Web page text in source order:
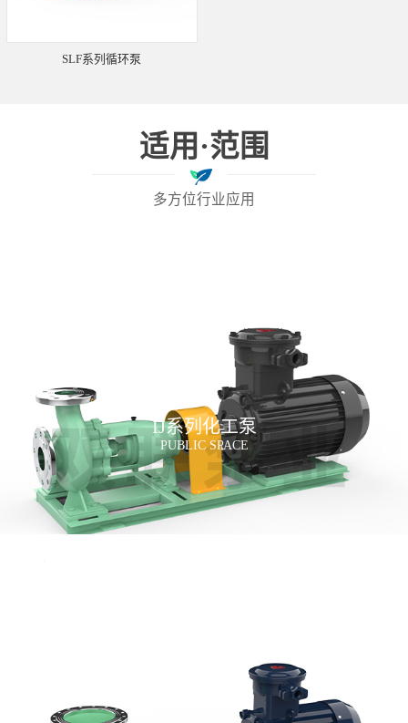
SLF系列循环泵
适用·范围
多方位行业应用
IJ系列化工泵
PUBLIC SPACE